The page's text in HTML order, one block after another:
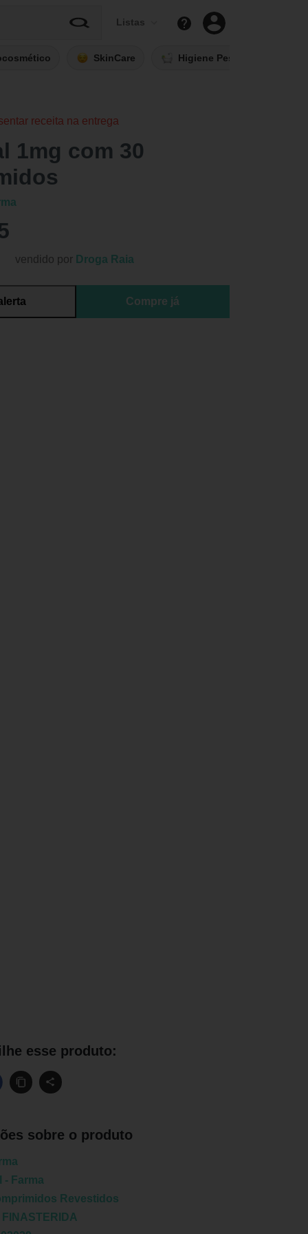
Listas
SkinCare Higiene Pessoal
receita na entrega
1mg com 30
vendido por Droga Raia
Compre já
esse produto:
sobre o produto
- Farma
Revestidos
FINASTERIDA